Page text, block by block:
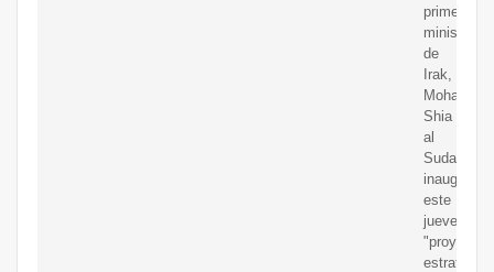
primer
ministro
de
Irak,
Mohamed
Shia
al
Sudani,
inauguró
este
jueves
"proyectos